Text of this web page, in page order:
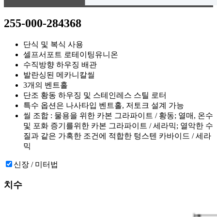
255-000-284368
단식 및 복식 사용
셀프서포트 로테이팅유니온
수직방향 하우징 배관
발란싱된 메카니칼씰
3개의 벤트홀
단조 황동 하우징 및 스테인레스 스틸 로터
특수 옵션은 나사타입 벤트홀, 저토크 설계 가능
씰 조합 : 물용을 위한 카본 그라파이트 / 황동; 열매, 온수
및 포화 증기를위한 카본 그라파이트 / 세라믹; 열악한 수
질과 같은 가혹한 조건에 적합한 텅스텐 카바이드 / 세라
믹
신장 / 미터법
치수